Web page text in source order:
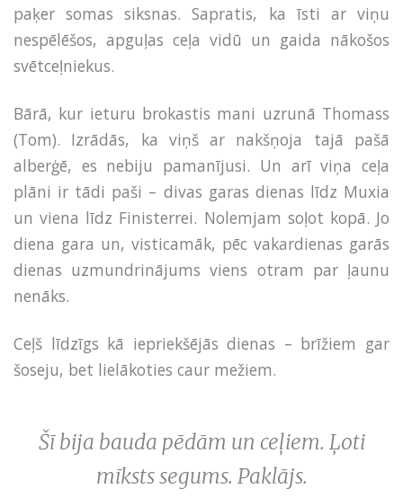
paķer somas siksnas. Sapratis, ka īsti ar viņu
nespēlēšos, apguļas ceļa vidū un gaida nākošos
svētceļniekus.
Bārā, kur ieturu brokastis mani uzrunā Thomass
(Tom). Izrādās, ka viņš ar nakšņoja tajā pašā
alberģē, es nebiju pamanījusi. Un arī viņa ceļa
plāni ir tādi paši – divas garas dienas līdz Muxia
un viena līdz Finisterrei. Nolemjam soļot kopā. Jo
diena gara un, visticamāk, pēc vakardienas garās
dienas uzmundrinājums viens otram par ļaunu
nenāks.
Ceļš līdzīgs kā iepriekšējās dienas – brīžiem gar
šoseju, bet lielākoties caur mežiem.
Šī bija bauda pēdām un ceļiem. Ļoti
mīksts segums. Paklājs.